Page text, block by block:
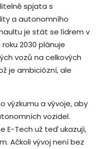
spjata s
a autonomního
je stát se lídrem v
2030 plánuje
vozů na celkových
je ambiciózní, ale
výzkumu a vývoje, aby
vozidel.
E-Tech už teď ukazují,
Ačkoli vývoj není bez